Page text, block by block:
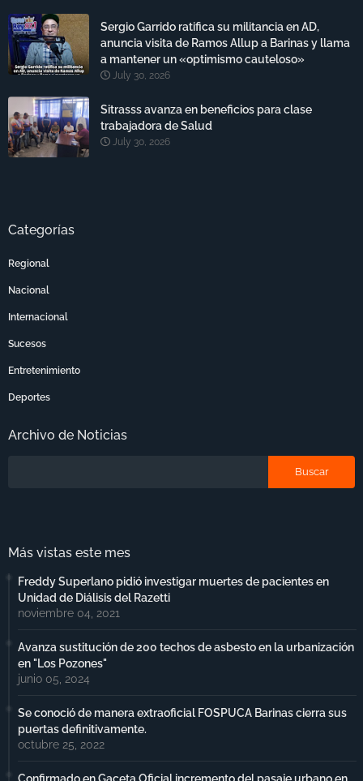
Sergio Garrido ratifica su militancia en AD,
anuncia visita de Ramos Allup a Barinas y llama
a mantener un «optimismo cauteloso»
July 30, 2026
Sitrasss avanza en beneficios para clase
trabajadora de Salud
July 30, 2026
Categorías
Regional
Nacional
Internacional
Sucesos
Entretenimiento
Deportes
Archivo de Noticias
Más vistas este mes
Freddy Superlano pidió investigar muertes de pacientes en
Unidad de Diálisis del Razetti
noviembre 04, 2021
Avanza sustitución de 200 techos de asbesto en la urbanización
en "Los Pozones"
junio 05, 2024
Se conoció de manera extraoficial FOSPUCA Barinas cierra sus
puertas definitivamente.
octubre 25, 2022